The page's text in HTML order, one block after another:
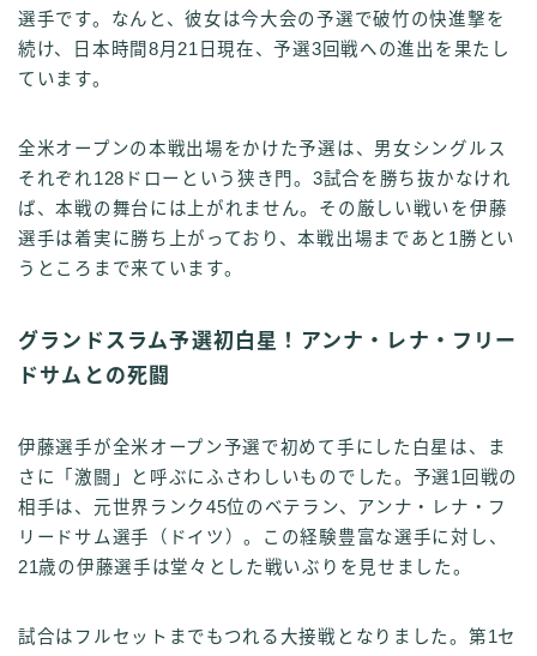
選手です。なんと、彼女は今大会の予選で破竹の快進撃を
続け、日本時間8月21日現在、予選3回戦への進出を果たし
ています。
全米オープンの本戦出場をかけた予選は、男女シングルス
それぞれ128ドローという狭き門。3試合を勝ち抜かなけれ
ば、本戦の舞台には上がれません。その厳しい戦いを伊藤
選手は着実に勝ち上がっており、本戦出場まであと1勝とい
うところまで来ています。
グランドスラム予選初白星！アンナ・レナ・フリー
ドサムとの死闘
伊藤選手が全米オープン予選で初めて手にした白星は、ま
さに「激闘」と呼ぶにふさわしいものでした。予選1回戦の
相手は、元世界ランク45位のベテラン、アンナ・レナ・フ
リードサム選手（ドイツ）。この経験豊富な選手に対し、
21歳の伊藤選手は堂々とした戦いぶりを見せました。
試合はフルセットまでもつれる大接戦となりました。第1セ